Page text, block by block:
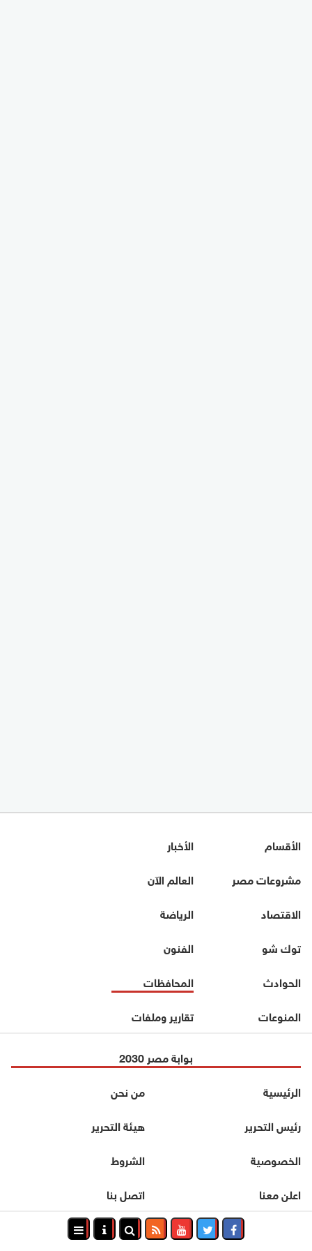
الأقسام
الأخبار
مشروعات مصر
العالم الآن
الاقتصاد
الرياضة
توك شو
الفنون
الحوادث
المحافظات
المنوعات
تقارير وملفات
بوابة مصر 2030
الرئيسية
من نحن
رئيس التحرير
هيئة التحرير
الخصوصية
الشروط
اعلن معنا
اتصل بنا